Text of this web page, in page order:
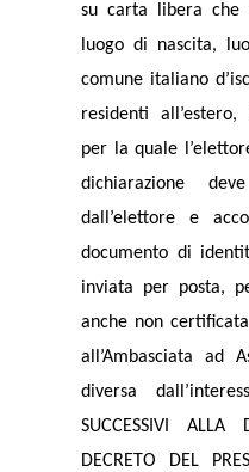
su carta libera che
luogo di nascita,
comune italiano
residenti all’estero,
per la quale
dichiarazione
dall’elettore e
documento di
inviata per posta,
anche non
all’Ambasciata ad
diversa
SUCCESSIVI ALLA
DECRETO DEL